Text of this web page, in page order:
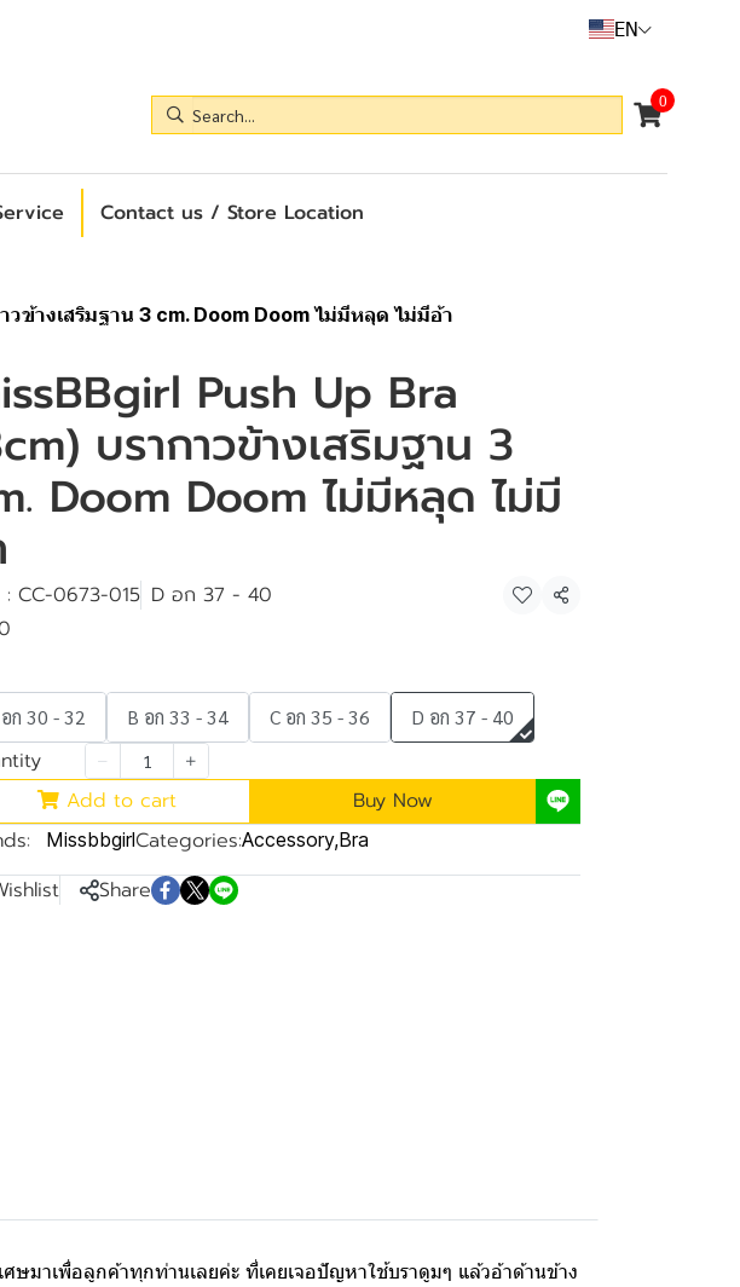
EN
0
Contact us / Store Location
ข้างเสริมฐาน 3 cm. Doom Doom ไม่มีหลุด ไม่มีอ้า
Push Up Bra
บรากาวข้างเสริมฐาน 3
Doom Doom ไม่มีหลุด ไม่มี
: CC-0673-015 D อก 37 - 40
Share
ก 30 - 32 B อก 33 - 34 C อก 35 - 36 D อก 37 - 40
Add to cart
Buy Now
MissbbgirlCategories:Accessory,Bra
Share
ษมาเพื่อลูกค้าทุกท่านเลยค่ะ ที่เคยเจอปัญหาใช้บราดูมๆ แล้วอ้าด้านข้าง